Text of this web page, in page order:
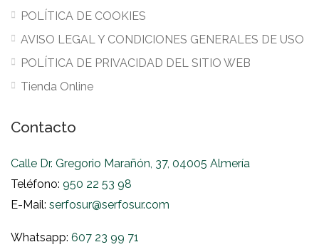
POLÍTICA DE COOKIES
AVISO LEGAL Y CONDICIONES GENERALES DE USO
POLÍTICA DE PRIVACIDAD DEL SITIO WEB
Tienda Online
Contacto
Calle Dr. Gregorio Marañón, 37, 04005 Almería
Teléfono: 950 22 53 98
E-Mail: serfosur@serfosur.com
Whatsapp: 607 23 99 71